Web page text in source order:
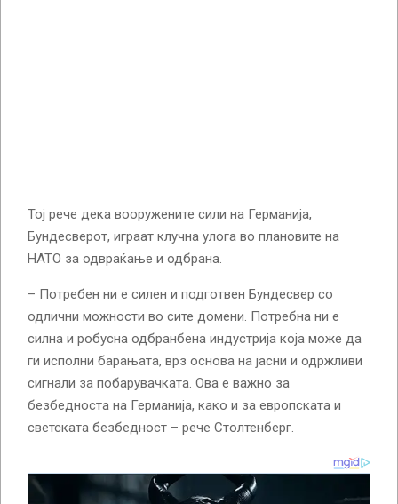
Тој рече дека вооружените сили на Германија,
Бундесверот, играат клучна улога во плановите на
НАТО за одвраќање и одбрана.
– Потребен ни е силен и подготвен Бундесвер со
одлични можности во сите домени. Потребна ни е
силна и робусна одбранбена индустрија која може да
ги исполни барањата, врз основа на јасни и одржливи
сигнали за побарувачката. Ова е важно за
безбедноста на Германија, како и за европската и
светската безбедност – рече Столтенберг.